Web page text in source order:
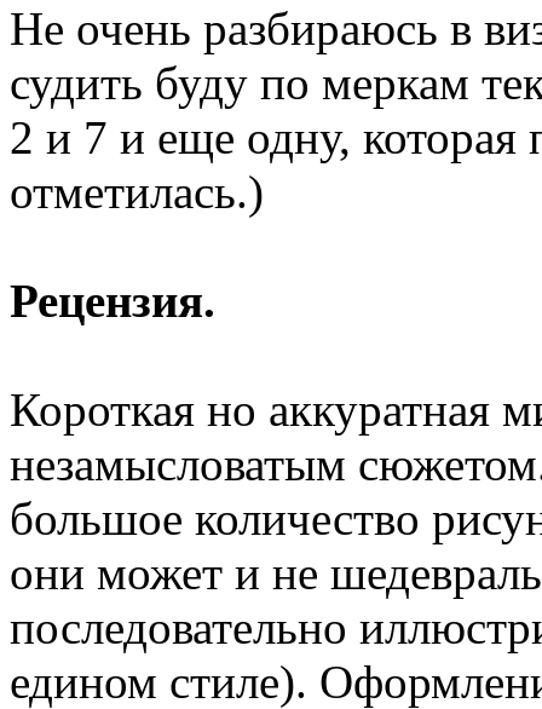
Не очень разбираюсь в
судить буду по меркам
2 и 7 и еще одну, которая
отметилась.)
Рецензия.
Короткая но аккуратная
незамысловатым
большое количество
они может и не
последовательно
едином стиле).